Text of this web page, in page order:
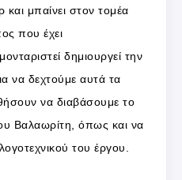
και μπαίνει στον τομέα
που έχει
δημιουργεί την
να δεχτούμε αυτά τα
να διαβάσουμε το
Βαλαωρίτη, όπως και να
του έργου.